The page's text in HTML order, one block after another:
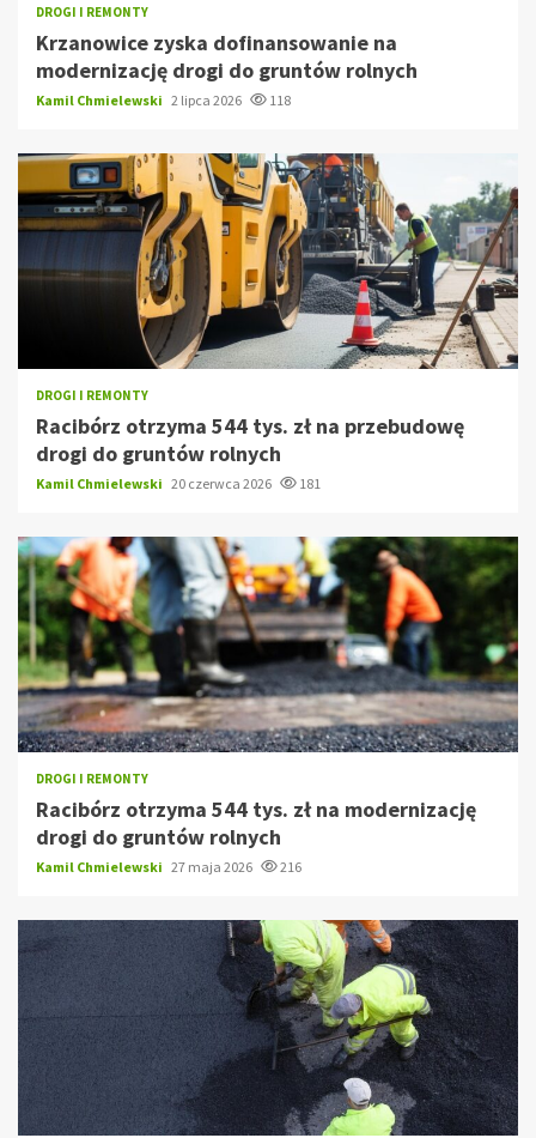
DROGI I REMONTY
Krzanowice zyska dofinansowanie na
modernizację drogi do gruntów rolnych
Kamil Chmielewski 2 lipca 2026 118
DROGI I REMONTY
Racibórz otrzyma 544 tys. zł na przebudowę
drogi do gruntów rolnych
Kamil Chmielewski 20 czerwca 2026 181
DROGI I REMONTY
Racibórz otrzyma 544 tys. zł na modernizację
drogi do gruntów rolnych
Kamil Chmielewski 27 maja 2026 216